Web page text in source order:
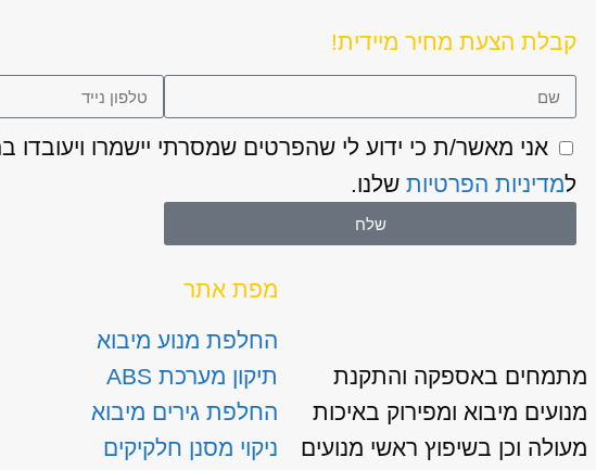
קבלת הצעת מחיר מיידית!
למדיניות הפרטיות שלנו.
שלח
מתמחים באספקה והתקנת
מנועים מיבוא ומפירוק באיכות
מעולה וכן בשיפוץ ראשי מנועים
מפת אתר
החלפת מנוע מיבוא
תיקון מערכת ABS
החלפת גירים מיבוא
ניקוי מסנן חלקיקים